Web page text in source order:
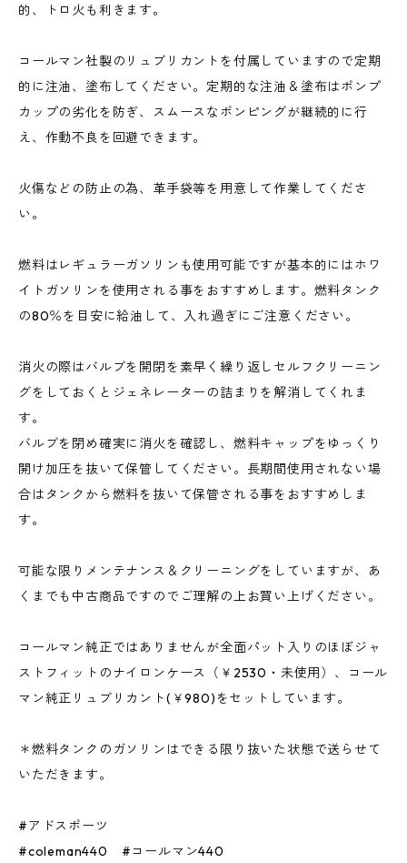
的、トロ火も利きます。
コールマン社製のリュブリカントを付属していますので定期
的に注油、塗布してください。定期的な注油＆塗布はポンプ
カップの劣化を防ぎ、スムースなポンピングが継続的に行
え、作動不良を回避できます。
火傷などの防止の為、革手袋等を用意して作業してくださ
い。
燃料はレギュラーガソリンも使用可能ですが基本的にはホワ
イトガソリンを使用される事をおすすめします。燃料タンク
の80％を目安に給油して、入れ過ぎにご注意ください。
消火の際はバルブを開閉を素早く繰り返しセルフクリーニン
グをしておくとジェネレーターの詰まりを解消してくれま
す。
バルブを閉め確実に消火を確認し、燃料キャップをゆっくり
開け加圧を抜いて保管してください。長期間使用されない場
合はタンクから燃料を抜いて保管される事をおすすめしま
す。
可能な限りメンテナンス＆クリーニングをしていますが、あ
くまでも中古商品ですのでご理解の上お買い上げください。
コールマン純正ではありませんが全面パット入りのほぼジャ
ストフィットのナイロンケース（￥2530・未使用）、コール
マン純正リュブリカント(￥980)をセットしています。
＊燃料タンクのガソリンはできる限り抜いた状態で送らせて
いただきます。
#アドスポーツ
#coleman440 #コールマン440